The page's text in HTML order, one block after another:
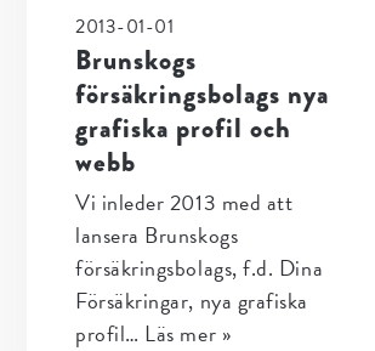
2013-01-01
Brunskogs
försäkringsbolags nya
grafiska profil och
webb
Vi inleder 2013 med att
lansera Brunskogs
försäkringsbolags, f.d. Dina
Försäkringar, nya grafiska
profil… Läs mer »